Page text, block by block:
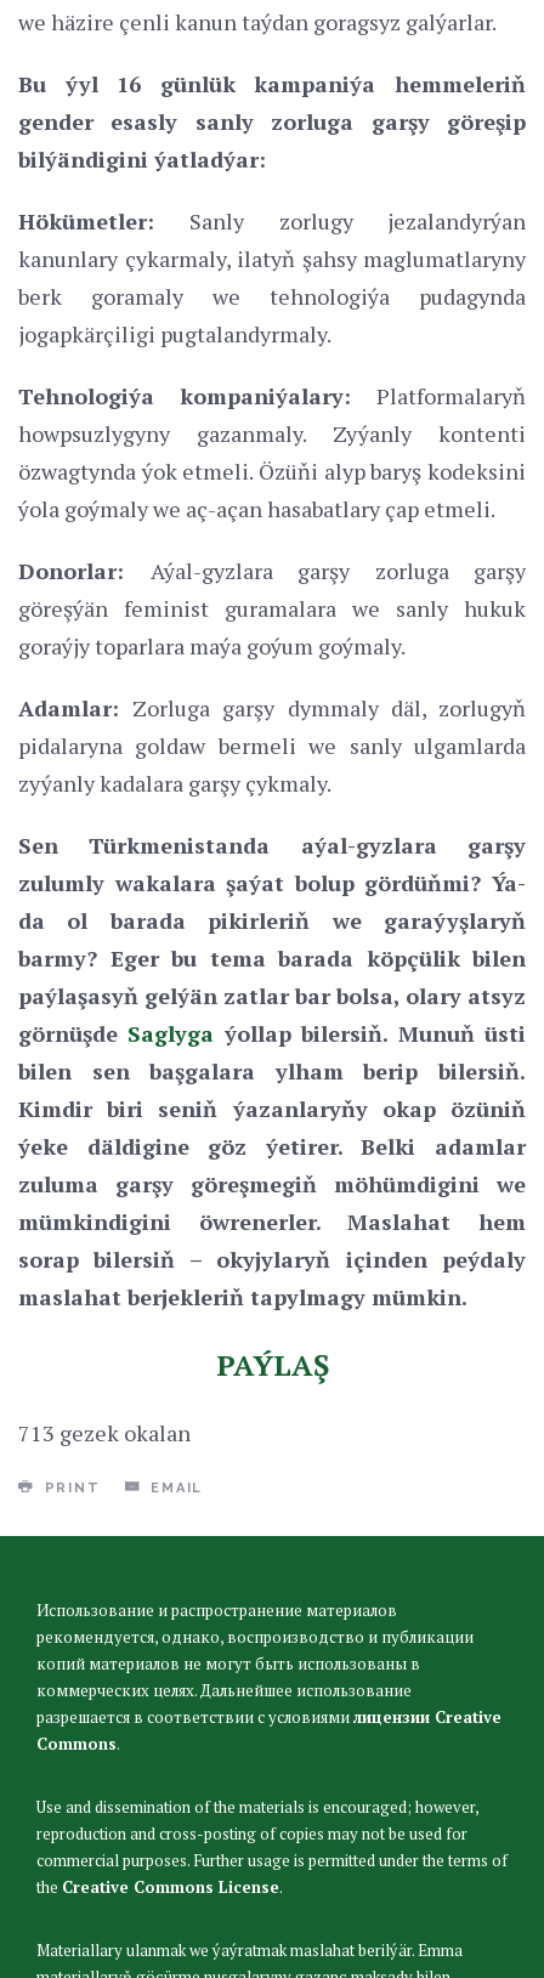
we häzire çenli kanun taýdan goragsyz galýarlar.
Bu ýyl 16 günlük kampaniýa hemmeleriň
gender esasly sanly zorluga garşy göreşip
bilýändigini ýatladýar:
Hökümetler: Sanly zorlugy jezalandyrýan
kanunlary çykarmaly, ilatyň şahsy maglumatlaryny
berk goramaly we tehnologiýa pudagynda
jogapkärçiligi pugtalandyrmaly.
Tehnologiýa kompaniýalary: Platformalaryň
howpsuzlygyny gazanmaly. Zyýanly kontenti
özwagtynda ýok etmeli. Özüňi alyp baryş kodeksini
ýola goýmaly we aç-açan hasabatlary çap etmeli.
Donorlar: Aýal-gyzlara garşy zorluga garşy
göreşýän feminist guramalara we sanly hukuk
goraýjy toparlara maýa goýum goýmaly.
Adamlar: Zorluga garşy dymmaly däl, zorlugyň
pidalaryna goldaw bermeli we sanly ulgamlarda
zyýanly kadalara garşy çykmaly.
Sen Türkmenistanda aýal-gyzlara garşy
zulumly wakalara şaýat bolup gördüňmi? Ýa-
da ol barada pikirleriň we garaýyşlaryň
barmy? Eger bu tema barada köpçülik bilen
paýlaşasyň gelýän zatlar bar bolsa, olary atsyz
görnüşde Saglyga ýollap bilersiň. Munuň üsti
bilen sen başgalara ylham berip bilersiň.
Kimdir biri seniň ýazanlaryňy okap özüniň
ýeke däldigine göz ýetirer. Belki adamlar
zuluma garşy göreşmegiň möhümdigini we
mümkindigini öwrenerler. Maslahat hem
sorap bilersiň – okyjylaryň içinden peýdaly
maslahat berjekleriň tapylmagy mümkin.
PAÝLAŞ
713 gezek okalan
PRINT EMAIL
Использование и распространение материалов
рекомендуется, однако, воспроизводство и публикации
копий материалов не могут быть использованы в
коммерческих целях. Дальнейшее использование
разрешается в соответствии с условиямилицензии Creative
Commons.
Use and dissemination of the materials is encouraged; however,
reproduction and cross-posting of copies may not be used for
commercial purposes. Further usage is permitted under the terms of
the Creative Commons License.
Materiallary ulanmak we ýaýratmak maslahat berilýär. Emma